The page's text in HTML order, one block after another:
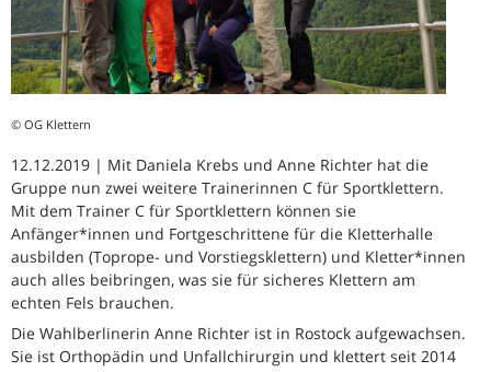
© OG Klettern
12.12.2019 | Mit Daniela Krebs und Anne Richter hat die
Gruppe nun zwei weitere Trainerinnen C für Sportklettern.
Mit dem Trainer C für Sportklettern können sie
Anfänger*innen und Fortgeschrittene für die Kletterhalle
ausbilden (Toprope- und Vorstiegsklettern) und Kletter*innen
auch alles beibringen, was sie für sicheres Klettern am
echten Fels brauchen.
Die Wahlberlinerin Anne Richter ist in Rostock aufgewachsen.
Sie ist Orthopädin und Unfallchirurgin und klettert seit 2014